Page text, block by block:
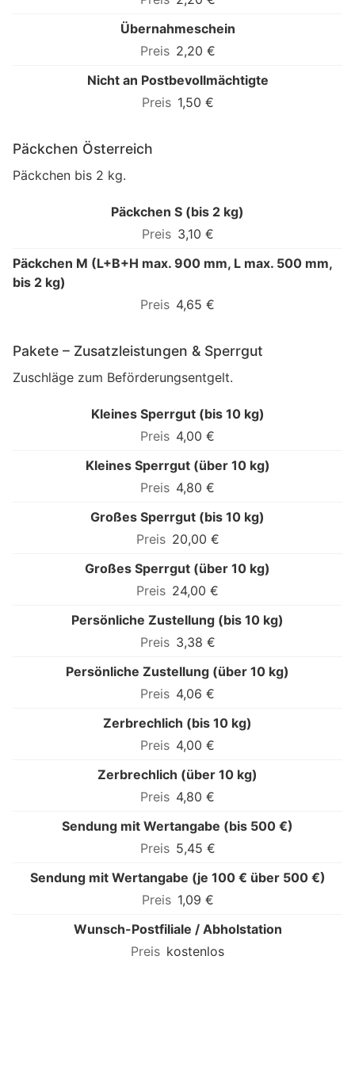
Übernahmeschein
2,20 €
Nicht an Postbevollmächtigte
1,50 €
Päckchen Österreich
Päckchen bis 2 kg.
Päckchen S (bis 2 kg)
3,10 €
Päckchen M (L+B+H max. 900 mm, L max. 500 mm,
bis 2 kg)
4,65 €
Pakete – Zusatzleistungen & Sperrgut
Zuschläge zum Beförderungsentgelt.
Kleines Sperrgut (bis 10 kg)
4,00 €
Kleines Sperrgut (über 10 kg)
4,80 €
Großes Sperrgut (bis 10 kg)
20,00 €
Großes Sperrgut (über 10 kg)
24,00 €
Persönliche Zustellung (bis 10 kg)
3,38 €
Persönliche Zustellung (über 10 kg)
4,06 €
Zerbrechlich (bis 10 kg)
4,00 €
Zerbrechlich (über 10 kg)
4,80 €
Sendung mit Wertangabe (bis 500 €)
5,45 €
Sendung mit Wertangabe (je 100 € über 500 €)
1,09 €
Wunsch-Postfiliale / Abholstation
kostenlos